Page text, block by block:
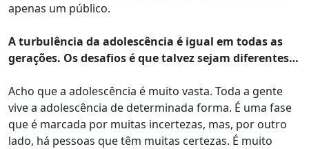
apenas um público.
A turbulência da adolescência é igual em todas as
gerações. Os desafios é que talvez sejam diferentes…
Acho que a adolescência é muito vasta. Toda a gente
vive a adolescência de determinada forma. É uma fase
que é marcada por muitas incertezas, mas, por outro
lado, há pessoas que têm muitas certezas. É muito